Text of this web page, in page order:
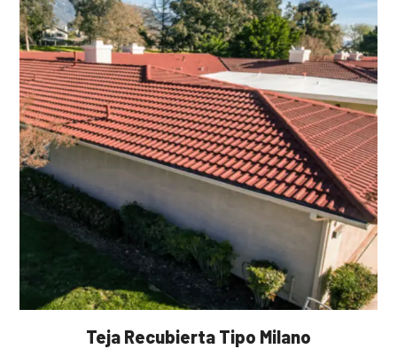
Teja Recubierta Tipo Milano